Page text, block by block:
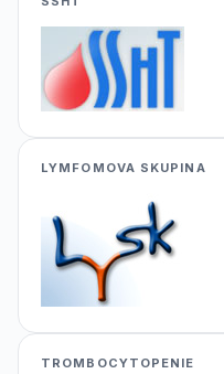
LYMFOMOVA SKUPINA
TROMBOCYTOPENIE